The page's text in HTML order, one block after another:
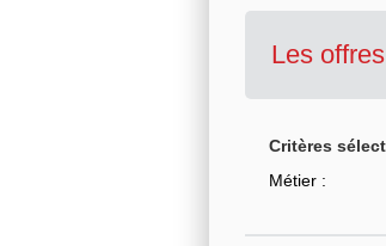
Les
Critères
Métier :